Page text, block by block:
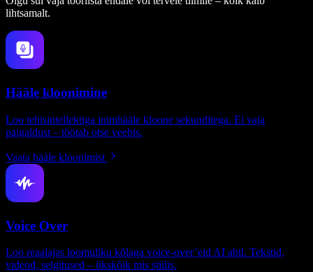
lihtsamalt.
Hääle kloonimine
Loo tehisintellektiga inimhääle kloone sekunditega. Ei vaja
paigaldust – töötab otse veebis.
Vaata hääle kloonimist
Voice Over
Loo reaalajas loomuliku kõlaga voice-over’eid AI abil. Tekstid,
videod, selgitused – ükskõik mis stiilis.